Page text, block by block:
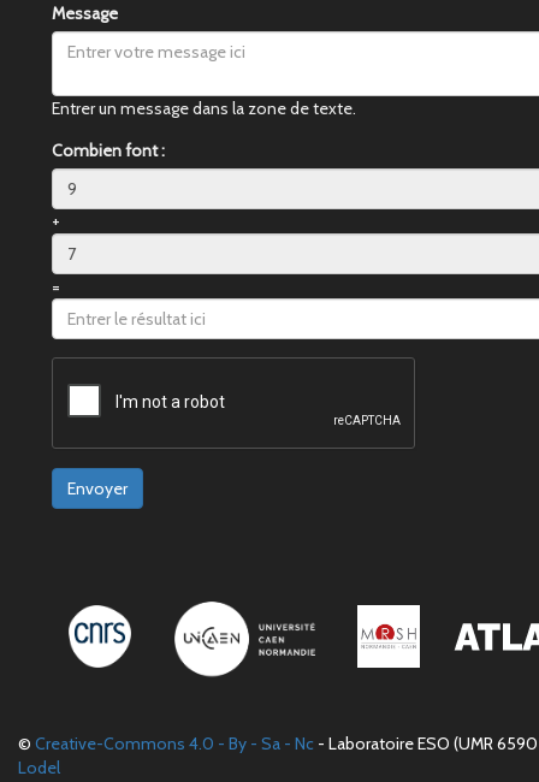
Message
Entrer un message dans la zone de texte.
Combien font :
+
=
Envoyer
© Creative-Commons 4.0 - By - Sa - Nc - Laboratoire ESO (UMR
Lodel